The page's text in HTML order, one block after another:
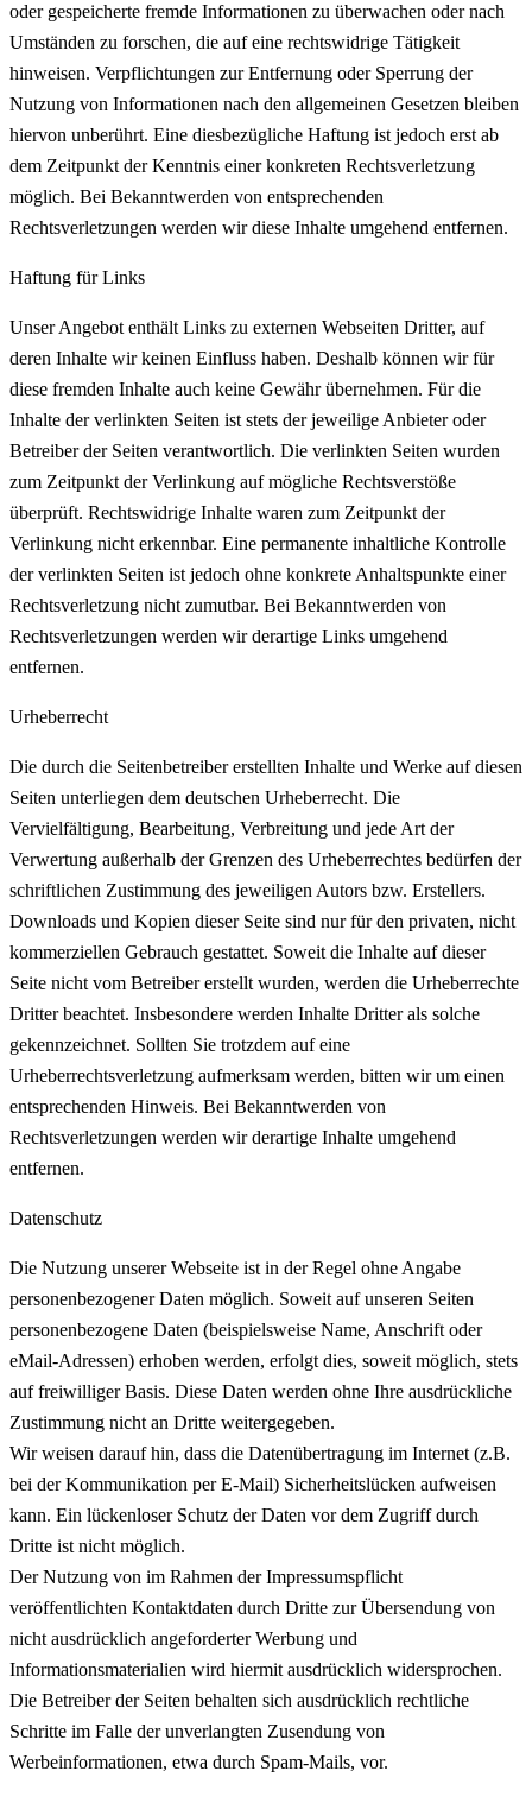
oder gespeicherte fremde Informationen zu überwachen oder nach
Umständen zu forschen, die auf eine rechtswidrige Tätigkeit
hinweisen. Verpflichtungen zur Entfernung oder Sperrung der
Nutzung von Informationen nach den allgemeinen Gesetzen bleiben
hiervon unberührt. Eine diesbezügliche Haftung ist jedoch erst ab
dem Zeitpunkt der Kenntnis einer konkreten Rechtsverletzung
möglich. Bei Bekanntwerden von entsprechenden
Rechtsverletzungen werden wir diese Inhalte umgehend entfernen.
Haftung für Links
Unser Angebot enthält Links zu externen Webseiten Dritter, auf
deren Inhalte wir keinen Einfluss haben. Deshalb können wir für
diese fremden Inhalte auch keine Gewähr übernehmen. Für die
Inhalte der verlinkten Seiten ist stets der jeweilige Anbieter oder
Betreiber der Seiten verantwortlich. Die verlinkten Seiten wurden
zum Zeitpunkt der Verlinkung auf mögliche Rechtsverstöße
überprüft. Rechtswidrige Inhalte waren zum Zeitpunkt der
Verlinkung nicht erkennbar. Eine permanente inhaltliche Kontrolle
der verlinkten Seiten ist jedoch ohne konkrete Anhaltspunkte einer
Rechtsverletzung nicht zumutbar. Bei Bekanntwerden von
Rechtsverletzungen werden wir derartige Links umgehend
entfernen.
Urheberrecht
Die durch die Seitenbetreiber erstellten Inhalte und Werke auf diesen
Seiten unterliegen dem deutschen Urheberrecht. Die
Vervielfältigung, Bearbeitung, Verbreitung und jede Art der
Verwertung außerhalb der Grenzen des Urheberrechtes bedürfen der
schriftlichen Zustimmung des jeweiligen Autors bzw. Erstellers.
Downloads und Kopien dieser Seite sind nur für den privaten, nicht
kommerziellen Gebrauch gestattet. Soweit die Inhalte auf dieser
Seite nicht vom Betreiber erstellt wurden, werden die Urheberrechte
Dritter beachtet. Insbesondere werden Inhalte Dritter als solche
gekennzeichnet. Sollten Sie trotzdem auf eine
Urheberrechtsverletzung aufmerksam werden, bitten wir um einen
entsprechenden Hinweis. Bei Bekanntwerden von
Rechtsverletzungen werden wir derartige Inhalte umgehend
entfernen.
Datenschutz
Die Nutzung unserer Webseite ist in der Regel ohne Angabe
personenbezogener Daten möglich. Soweit auf unseren Seiten
personenbezogene Daten (beispielsweise Name, Anschrift oder
eMail-Adressen) erhoben werden, erfolgt dies, soweit möglich, stets
auf freiwilliger Basis. Diese Daten werden ohne Ihre ausdrückliche
Zustimmung nicht an Dritte weitergegeben.
Wir weisen darauf hin, dass die Datenübertragung im Internet (z.B.
bei der Kommunikation per E-Mail) Sicherheitslücken aufweisen
kann. Ein lückenloser Schutz der Daten vor dem Zugriff durch
Dritte ist nicht möglich.
Der Nutzung von im Rahmen der Impressumspflicht
veröffentlichten Kontaktdaten durch Dritte zur Übersendung von
nicht ausdrücklich angeforderter Werbung und
Informationsmaterialien wird hiermit ausdrücklich widersprochen.
Die Betreiber der Seiten behalten sich ausdrücklich rechtliche
Schritte im Falle der unverlangten Zusendung von
Werbeinformationen, etwa durch Spam-Mails, vor.